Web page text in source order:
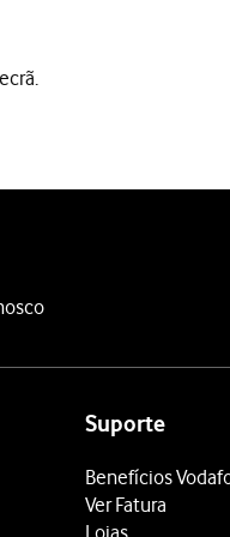
nome da rede Wi-Fi. A
Suporte
Benefícios
Ver Fatura
Lojas